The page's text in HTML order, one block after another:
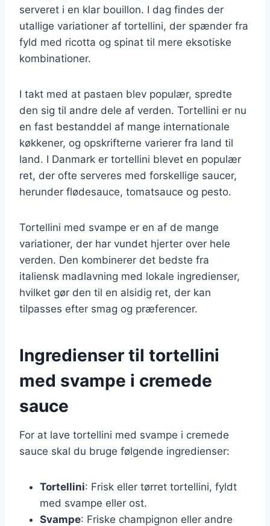
serveret i en klar bouillon. I dag findes der
utallige variationer af tortellini, der spænder fra
fyld med ricotta og spinat til mere eksotiske
kombinationer.
I takt med at pastaen blev populær, spredte
den sig til andre dele af verden. Tortellini er nu
en fast bestanddel af mange internationale
køkkener, og opskrifterne varierer fra land til
land. I Danmark er tortellini blevet en populær
ret, der ofte serveres med forskellige saucer,
herunder flødesauce, tomatsauce og pesto.
Tortellini med svampe er en af de mange
variationer, der har vundet hjerter over hele
verden. Den kombinerer det bedste fra
italiensk madlavning med lokale ingredienser,
hvilket gør den til en alsidig ret, der kan
tilpasses efter smag og præferencer.
Ingredienser til tortellini
med svampe i cremede
sauce
For at lave tortellini med svampe i cremede
sauce skal du bruge følgende ingredienser:
Tortellini: Frisk eller tørret tortellini, fyldt
med svampe eller ost.
Svampe: Friske champignon eller andre